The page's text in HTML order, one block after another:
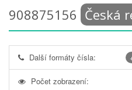
908875156 Česká
Další formáty čísla:
Počet zobrazení: